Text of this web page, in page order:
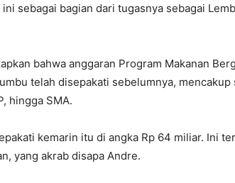
sebagai bagian dari tugasnya sebagai
bahwa anggaran Program Makanan
telah disepakati sebelumnya,
hingga SMA.
kemarin itu di angka Rp 64 miliar. Ini
yang akrab disapa Andre.